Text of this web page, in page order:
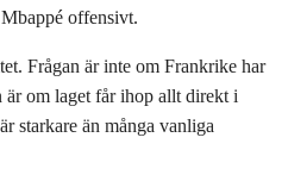
offensivt.
Frågan är inte om Frankrike har
om laget får ihop allt direkt i
starkare än många vanliga